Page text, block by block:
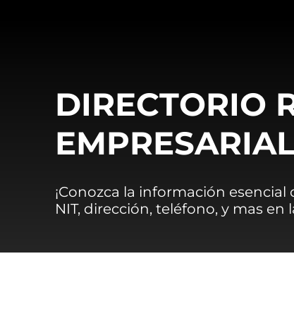
DIRECTORIO
¡Conozca la información
NIT, dirección, teléfono, y mas